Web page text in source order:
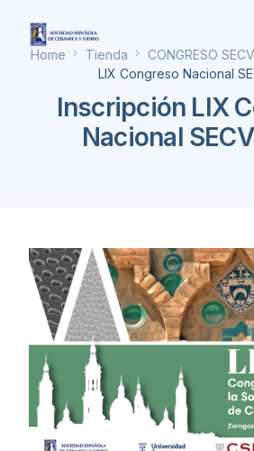
Home Tienda CONGRESO
LIX Congreso Nacional
Inscripción LIX
Nacional